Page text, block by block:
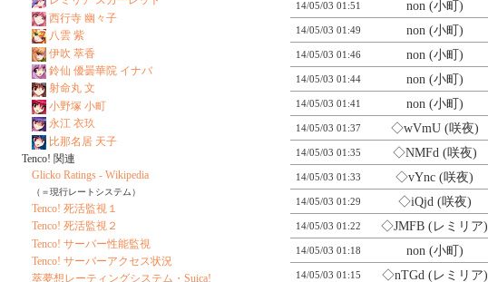
14/05/03 01:51 non (小町)
14/05/03 01:49 non (小町)
14/05/03 01:46 non (小町)
14/05/03 01:44 non (小町)
14/05/03 01:41 non (小町)
14/05/03 01:37 ◇wVmU(咲夜)
14/05/03 01:35 ◇NMFd(咲夜)
14/05/03 01:33 ◇vYnc (咲夜)
14/05/03 01:29 ◇iQjd(咲夜)
14/05/03 01:22 ◇JMFB (レミリア)
14/05/03 01:18 non (小町)
14/05/03 01:15 ◇nTGd(レミリア)
西行寺 幽々子
八雲 紫
伊吹 萃香
鈴仙 優曇華院 イナバ
射命丸 文
小野塚 小町
永江 衣玖
比那名居 天子
Tenco! 関連
Glicko Ratings - Wikipedia
（＝現行レートシステム）
Tenco! 死活監視１
Tenco! 死活監視２
Tenco! サーバー性能監視
Tenco! サーバーアクセス状況
萃夢想レーティングシステム・Suica!